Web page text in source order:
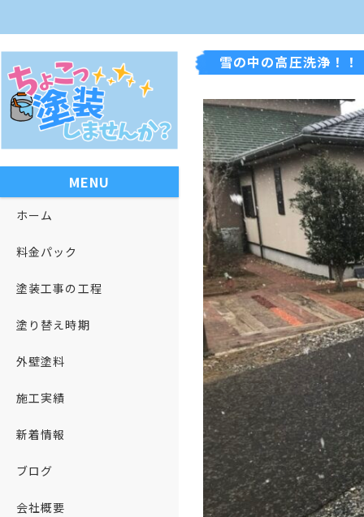
雪の中の高圧洗浄！！
MENU
ホーム
料金パック
塗装工事の工程
塗り替え時期
外壁塗料
施工実績
新着情報
ブログ
会社概要